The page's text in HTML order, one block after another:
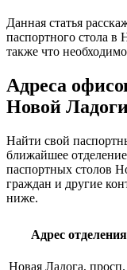
Данная статья
паспортного стола в
также что
Адреса
Новой
Найти свой
ближайшее
паспортных столов
граждан и другие
ниже.
Адрес отделения
Новая Ладога, просп.